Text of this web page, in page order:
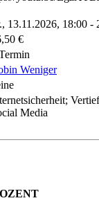
, 13.11.2026, 18:00 -
€
Weniger
Media